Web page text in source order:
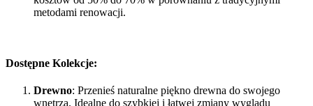
metodami renowacji.
Dostępne Kolekcje:
Drewno: Przenieś naturalne piękno drewna do swojego
wnętrza. Idealne do szybkiej i łatwej zmiany wyglądu